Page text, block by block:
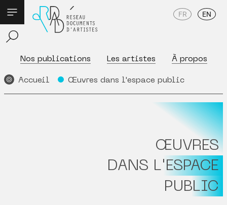
Nos publications Les artistes À propos
FR EN
Accueil Œuvres dans l'espace public
ŒUVRES
DANS L'ESPACE
PUBLIC